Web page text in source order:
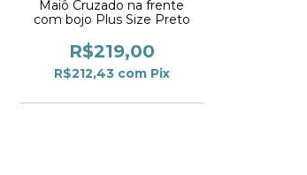
Maiô Cruzado na frente
com bojo Plus Size Preto
R$219,00
R$212,43 com Pix